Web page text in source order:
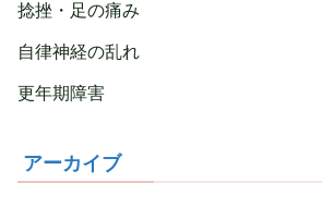
捻挫・足の痛み
自律神経の乱れ
更年期障害
アーカイブ